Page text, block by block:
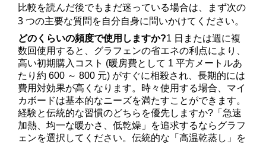
比較を読んだ後でもまだ迷っている場合は、まず次の
3 つの主要な質問を自分自身に問いかけてください。
どのくらいの頻度で使用しますか?1 日または週に複
数回使用すると、グラフェンの省エネの利点により、
高い初期購入コスト (暖房費として 1 平方メートルあ
たり約 600 ～ 800 元) がすぐに相殺され、長期的には
費用対効果が高くなります。時々使用する場合、マイ
カボードは基本的なニーズを満たすことができます。
経験と伝統的な習慣のどちらを優先しますか? 「急速
加熱、均一な暖かさ、低乾燥」を追求するならグラフ
ェンを選択してください。伝統的な「高温乾蒸し」を